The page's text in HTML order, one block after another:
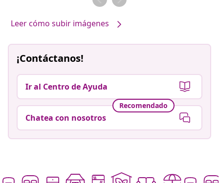
Leer cómo subir imágenes
¡Contáctanos!
Ir al Centro de Ayuda
Recomendado
Chatea con nosotros